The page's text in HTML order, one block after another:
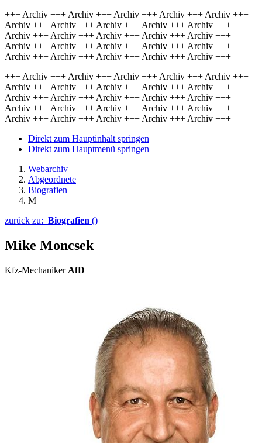
+++ Archiv +++ Archiv +++ Archiv +++ Archiv +++ Archiv +++
Archiv +++ Archiv +++ Archiv +++ Archiv +++ Archiv +++
Archiv +++ Archiv +++ Archiv +++ Archiv +++ Archiv +++
Archiv +++ Archiv +++ Archiv +++ Archiv +++ Archiv +++
Archiv +++ Archiv +++ Archiv +++ Archiv +++ Archiv +++
+++ Archiv +++ Archiv +++ Archiv +++ Archiv +++ Archiv +++
Archiv +++ Archiv +++ Archiv +++ Archiv +++ Archiv +++
Archiv +++ Archiv +++ Archiv +++ Archiv +++ Archiv +++
Archiv +++ Archiv +++ Archiv +++ Archiv +++ Archiv +++
Archiv +++ Archiv +++ Archiv +++ Archiv +++ Archiv +++
Direkt zum Hauptinhalt springen
Direkt zum Hauptmenü springen
Webarchiv
Abgeordnete
Biografien
M
zurück zu: Biografien ()
Mike Moncsek
Kfz-Mechaniker AfD